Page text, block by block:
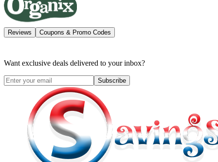
Reviews Coupons & Promo Codes
Want exclusive deals delivered to your inbox?
Subscribe